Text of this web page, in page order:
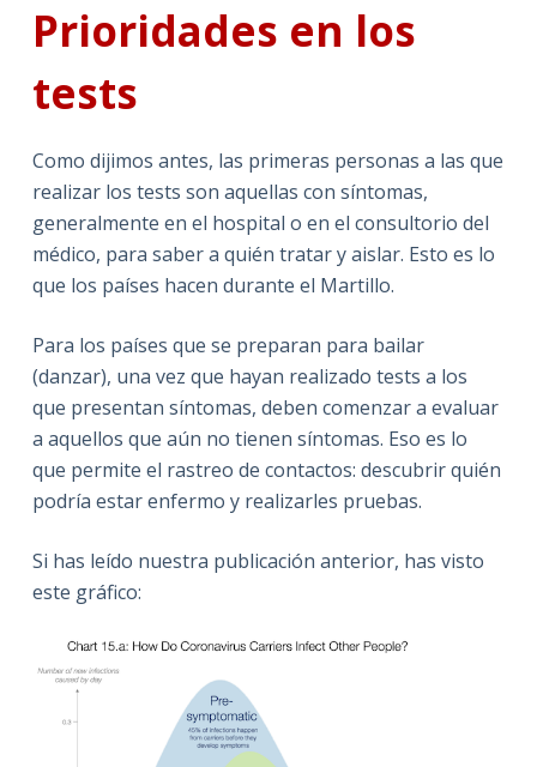
Prioridades en los
tests
Como dijimos antes, las primeras personas a las que
realizar los tests son aquellas con síntomas,
generalmente en el hospital o en el consultorio del
médico, para saber a quién tratar y aislar. Esto es lo
que los países hacen durante el Martillo.
Para los países que se preparan para bailar
(danzar), una vez que hayan realizado tests a los
que presentan síntomas, deben comenzar a evaluar
a aquellos que aún no tienen síntomas. Eso es lo
que permite el rastreo de contactos: descubrir quién
podría estar enfermo y realizarles pruebas.
Si has leído nuestra publicación anterior, has visto
este gráfico: